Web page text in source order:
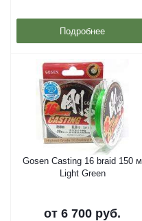
Подробнее
Gosen Casting 16 braid 150 м
Light Green
от 6 700 руб.